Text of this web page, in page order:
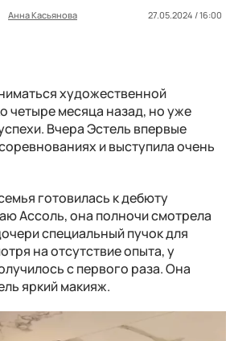
Анна Касьянова
27.05.2024 / 16:00
художественной
четыре месяца назад, но уже
Вчера Эстель впервые
и выступила очень
готовилась к дебюту
Ассоль, она полночи смотрела
специальный пучок для
на отсутствие опыта, у
с первого раза. Она
яркий макияж.